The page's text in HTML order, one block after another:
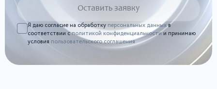
Я даю согласие на обработку персональных данныхв
соответствии сполитикой конфиденциальностии принимаю
условия пользовательского соглашения